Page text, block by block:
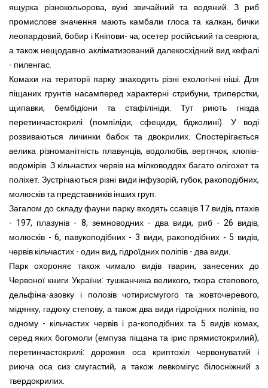
ящурка різнокольорова, вужі звичайний та водяний. З риб
промислове значення мають камбали глоса та калкан, бички
леопардовий, бобир і Кніпови- ча, осетер російський та севрюга,
а також нещодавно акліматизований далекосхідний вид кефалі
- пиленгас.
Комахи на території парку знаходять різні екологічні ніші. Для
піщаних грунтів насамперед характерні стрибуни, триперстки,
щипавки, бембідіони та стафілініди. Тут риють гнізда
перетинчастокрилі (помпіліди, сфециди, бджолині). У воді
розвиваються личинки бабок та двокрилих. Спостерігається
велика різноманітність плавунців, водолюбів, вертячок, клопів-
водомірів. З кільчастих червів на мілководдях багато олігохет та
поліхет. Зустрічаються різні види інфузорій, губок, ракоподібних,
молюсків та представників інших груп.
Загалом до складу фауни парку входять ссавців 17 видів, птахів
- 197, плазунів - 8, земноводних - два види, риб - 26 видів,
молюсків - 6, павукоподібних - 3 види, ракоподібних - 5 видів,
червів кільчастих - один вид, гідроїдних поліпів - два види.
Парк охороняє також чимало видів тварин, занесених до
Червоної книги України: тушканчика великого, тхора степового,
дельфіна-азовку і полозів чотирисмугого та жовточеревого,
мідянку, гадюку степову, а також два види гідроїдних поліпів, по
одному - кільчастих червів і ра-коподібних та 5 видів комах,
серед яких богомоли (емпуза піщана та ірис прямистокрилий),
перетинчастокрилі: дорожня оса криптохіл червонуватий і
риюча оса сиз смугастий, а також левкомігус білосніжний з
твердокрилих.